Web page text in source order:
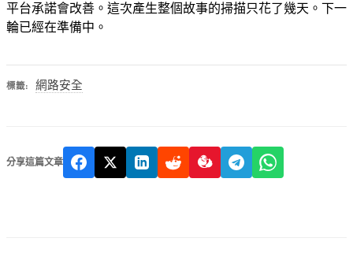
平台承諾會改善。這次產生整個故事的掃描只花了幾天。下一
輪已經在準備中。
標籤: 網路安全
分享這篇文章